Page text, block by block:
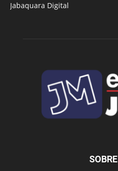
Jabaquara Digital